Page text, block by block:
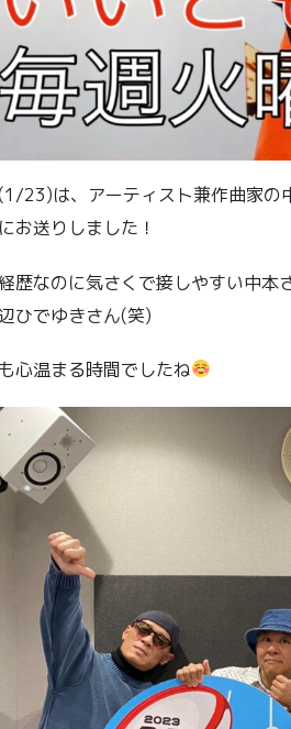
23)は、アーティスト兼作曲家の
お送りしました！
歴なのに気さくで接しやすい中本
ひでゆきさん(笑)
心温まる時間でしたね